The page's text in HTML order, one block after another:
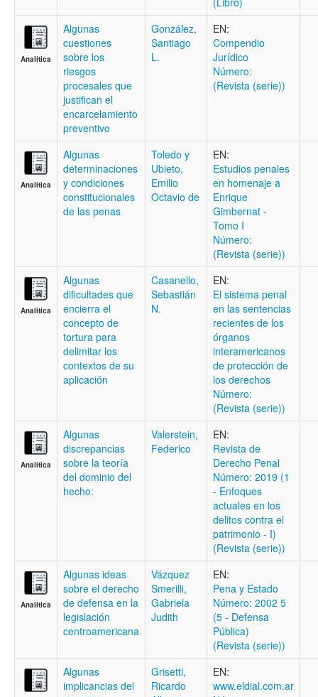
Analítica
Algunas
cuestiones
sobre los
riesgos
procesales que
justifican el
encarcelamiento
preventivo
González,
Santiago
L.
EN:
Compendio
Jurídico
Número:
(Revista (serie))
Analítica
Algunas
determinaciones
y condiciones
constitucionales
de las penas
Toledo y
Ubieto,
Emilio
Octavio de
EN:
Estudios penales
en homenaje a
Enrique
Gimbernat -
Tomo I
Número:
(Revista (serie))
Analítica
Algunas
dificultades que
encierra el
concepto de
tortura para
delimitar los
contextos de su
aplicación
Casanello,
Sebastián
N.
EN:
El sistema penal
en las sentencias
recientes de los
órganos
interamericanos
de protección de
los derechos
Número:
(Revista (serie))
Analítica
Algunas
discrepancias
sobre la teoría
del dominio del
hecho:
Valerstein,
Federico
EN:
Revista de
Derecho Penal
Número: 2019 (1
- Enfoques
actuales en los
delitos contra el
patrimonio - I)
(Revista (serie))
Analítica
Algunas ideas
sobre el derecho
de defensa en la
legislación
centroamericana
Vázquez
Smerilli,
Gabriela
Judith
EN:
Pena y Estado
Número: 2002 5
(5 - Defensa
Pública)
(Revista (serie))
Algunas
implicancias del
Grisetti,
Ricardo
EN:
www.eldial.com.ar